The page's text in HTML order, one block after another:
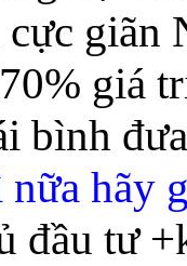
giãn
bình
nữa hãy
đầu tư